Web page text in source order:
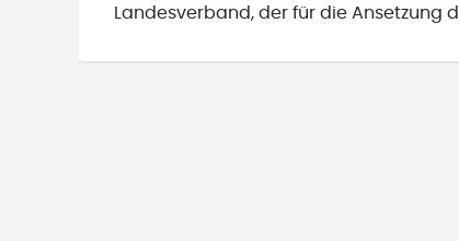
Landesverband, der für die Ansetzung